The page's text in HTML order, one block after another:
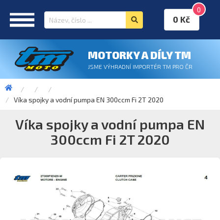
0
0 Kč
MOTORKY A DÍLY TM
JSME VÝHRADNÍ IMPORTÉR TM PRO ČR
Víka spojky a vodní pumpa EN 300ccm Fi 2T 2020
Víka spojky a vodní pumpa EN
300ccm Fi 2T 2020